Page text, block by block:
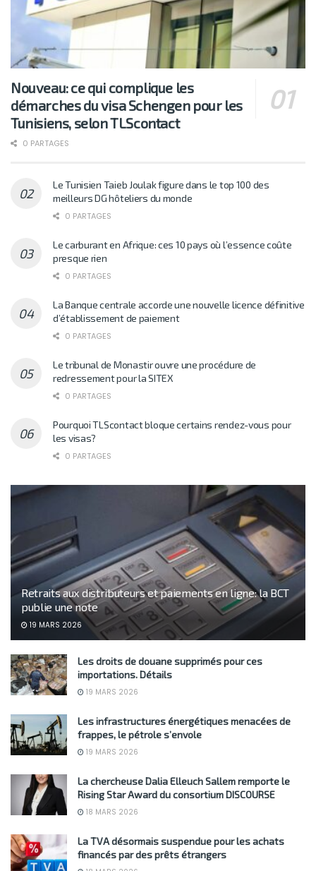
Nouveau: ce qui complique les
démarches du visa Schengen pour les
Tunisiens, selon TLScontact
0 PARTAGES
Le Tunisien Taieb Joulak figure dans le top 100 des
meilleurs DG hôteliers du monde
0 PARTAGES
Le carburant en Afrique: ces 10 pays où l’essence coûte
presque rien
0 PARTAGES
La Banque centrale accorde une nouvelle licence définitive
d’établissement de paiement
0 PARTAGES
Le tribunal de Monastir ouvre une procédure de
redressement pour la SITEX
0 PARTAGES
Pourquoi TLScontact bloque certains rendez-vous pour
les visas?
0 PARTAGES
Retraits aux distributeurs et paiements en ligne: la BCT
publie une note
19 MARS 2026
Les droits de douane supprimés pour ces
importations. Détails
19 MARS 2026
Les infrastructures énergétiques menacées de
frappes, le pétrole s’envole
19 MARS 2026
La chercheuse Dalia Elleuch Sallem remporte le
Rising Star Award du consortium DISCOURSE
18 MARS 2026
La TVA désormais suspendue pour les achats
financés par des prêts étrangers